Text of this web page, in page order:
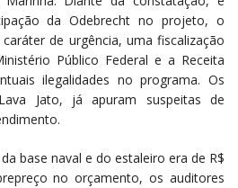
da Odebrecht no projeto, o
de urgência, uma fiscalização
Público Federal e a Receita
ilegalidades no programa. Os
Jato, já apuram suspeitas de
base naval e do estaleiro era de R$
no orçamento, os auditores